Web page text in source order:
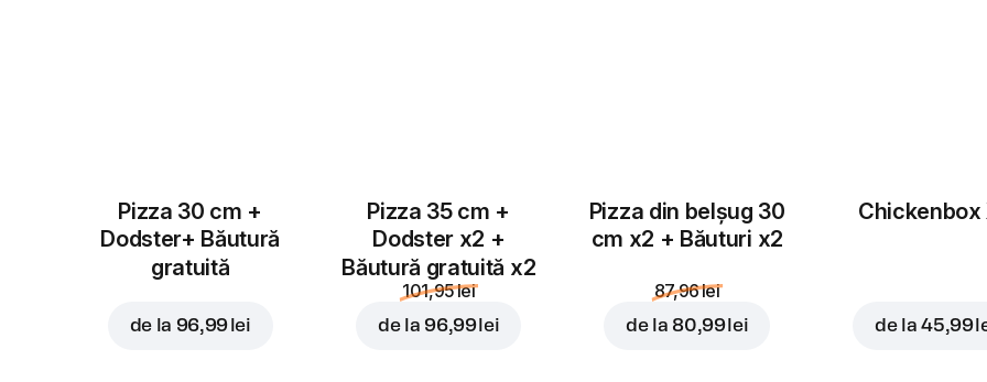
Pizza 30 cm +
Dodster+ Băutură
gratuită
de la 96,99 lei
Pizza 35 cm +
Dodster x2 +
Băutură gratuită x2
101,95 lei
de la 96,99 lei
Pizza din belșug 30
cm x2 + Băuturi x2
87,96 lei
de la 80,99 lei
Chickenbox
de la45,99